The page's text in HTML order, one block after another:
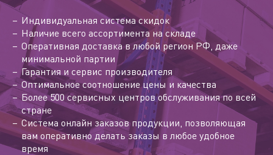
Индивидуальная система скидок
Наличие всего ассортимента на складе
Оперативная доставка в любой регион РФ, даже
минимальной партии
Гарантия и сервис производителя
Оптимальное соотношение цены и качества
Более 500 сервисных центров обслуживания по всей
стране
Система онлайн заказов продукции, позволяющая
вам оперативно делать заказы в любое удобное
время